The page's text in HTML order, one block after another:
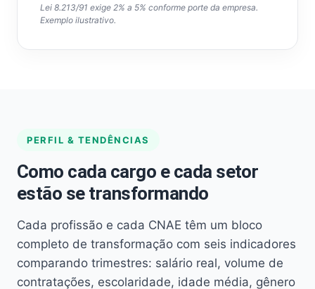
Lei 8.213/91 exige 2% a 5% conforme porte da empresa.
Exemplo ilustrativo.
PERFIL & TENDÊNCIAS
Como cada cargo e cada setor
estão se transformando
Cada profissão e cada CNAE têm um bloco
completo de transformação com seis indicadores
comparando trimestres: salário real, volume de
contratações, escolaridade, idade média, gênero